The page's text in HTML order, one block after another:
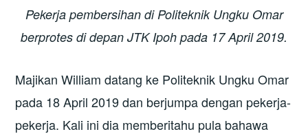
Pekerja pembersihan di Politeknik Ungku Omar
berprotes di depan JTK Ipoh pada 17 April 2019.
Majikan William datang ke Politeknik Ungku Omar
pada 18 April 2019 dan berjumpa dengan pekerja-
pekerja. Kali ini dia memberitahu pula bahawa